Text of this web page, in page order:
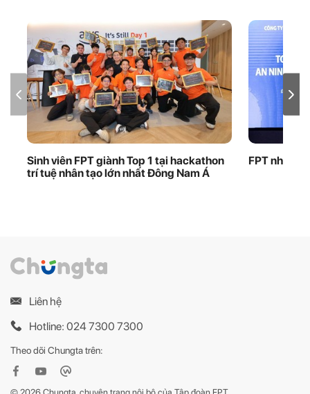
Sinh viên FPT giành Top 1 tại hackathon
trí tuệ nhân tạo lớn nhất Đông Nam Á
FPT nhận
Liên hệ
Hotline: 024 7300 7300
Theo dõi Chungta trên: